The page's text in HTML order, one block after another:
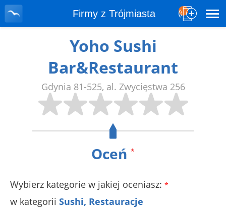
Firmy z Trójmiasta
Yoho Sushi
Bar&Restaurant
Gdynia 81-525, al. Zwycięstwa 256
Oceń *
Wybierz kategorie w jakiej oceniasz: *
w kategorii Sushi, Restauracje